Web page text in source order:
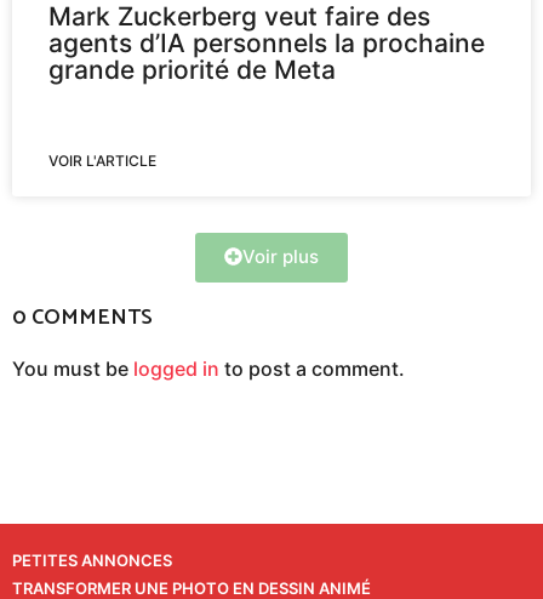
Mark Zuckerberg veut faire des
agents d’IA personnels la prochaine
grande priorité de Meta
VOIR L'ARTICLE
Voir plus
0 COMMENTS
You must be logged in to post a comment.
PETITES ANNONCES
TRANSFORMER UNE PHOTO EN DESSIN ANIMÉ